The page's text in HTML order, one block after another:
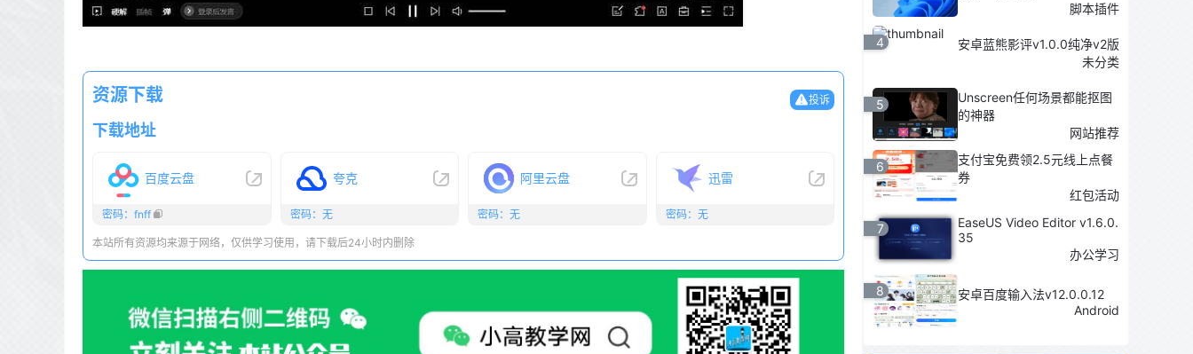
资源下载 投诉
下载地址
百度云盘
密码：fnff
夸克
密码：无
阿里云盘
密码：无
迅雷
密码：无
本站所有资源均来源于网络，仅供学习使用，请下载后24小时内删除
脚本插件
4
安卓蓝熊影评v1.0.0纯净v2版
未分类
5
Unscreen任何场景都能抠图
的神器
网站推荐
6
支付宝免费领2.5元线上点餐
券
红包活动
7
EaseUS Video Editor v1.6.0.
35
办公学习
8
安卓百度输入法v12.0.0.12
Android